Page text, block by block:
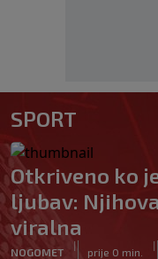
SPORT
Otkriveno ko
ljubav:
viralna
NOGOMET
|
prije 0 min.
|